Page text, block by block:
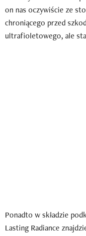
on nas oczywiście ze
chroniącego przed
ultrafioletowego, ale
Ponadto w składzie
Lasting Radiance